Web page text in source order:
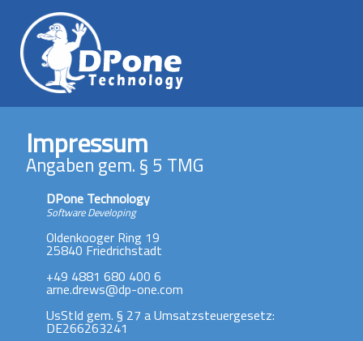
Impressum
Angaben gem. § 5 TMG
DPone Technology
Software Developing
Oldenkooger Ring 19
25840 Friedrichstadt
+49 4881 680 400 6
arne.drews@dp-one.com
UsStId gem. § 27 a Umsatzsteuergesetz:
DE266263241